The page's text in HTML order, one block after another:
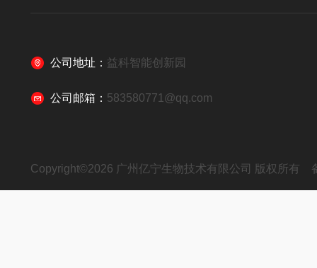
公司地址： 益科智能创新园
公司邮箱： 583580771@qq.com
Copyright©2026 广州亿宁生物技术有限公司 版权所有